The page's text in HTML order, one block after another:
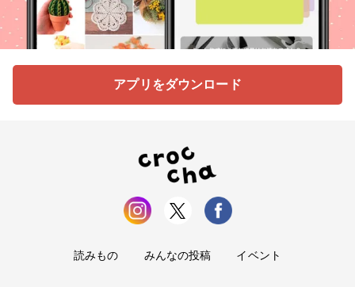
アプリをダウンロード
読みもの みんなの投稿 イベント